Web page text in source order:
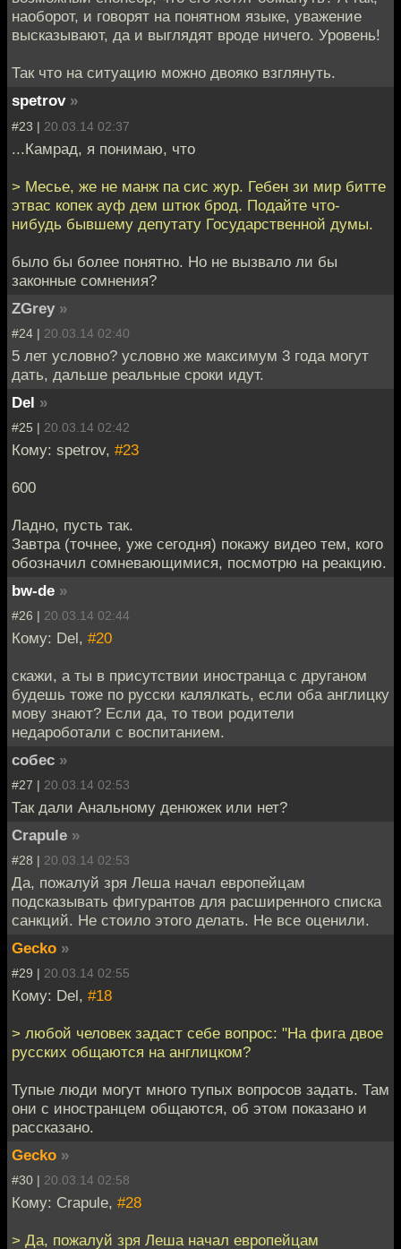
наоборот, и говорят на понятном языке, уважение
высказывают, да и выглядят вроде ничего. Уровень!
Так что на ситуацию можно двояко взглянуть.
spetrov »
#23 | 20.03.14 02:37
...Камрад, я понимаю, что
> Месье, же не манж па сис жур. Гебен зи мир битте
этвас копек ауф дем штюк брод. Подайте что-
нибудь бывшему депутату Государственной думы.
было бы более понятно. Но не вызвало ли бы
законные сомнения?
ZGrey »
#24 | 20.03.14 02:40
5 лет условно? условно же максимум 3 года могут
дать, дальше реальные сроки идут.
Del »
#25 | 20.03.14 02:42
Кому: spetrov, #23
600
Ладно, пусть так.
Завтра (точнее, уже сегодня) покажу видео тем, кого
обозначил сомневающимися, посмотрю на реакцию.
bw-de »
#26 | 20.03.14 02:44
Кому: Del, #20
скажи, а ты в присутствии иностранца с друганом
будешь тоже по русски калялкать, если оба англицку
мову знают? Если да, то твои родители
недароботали с воспитанием.
собес »
#27 | 20.03.14 02:53
Так дали Анальному денюжек или нет?
Crapule »
#28 | 20.03.14 02:53
Да, пожалуй зря Леша начал европейцам
подсказывать фигурантов для расширенного списка
санкций. Не стоило этого делать. Не все оценили.
Gecko »
#29 | 20.03.14 02:55
Кому: Del, #18
> любой человек задаст себе вопрос: "На фига двое
русских общаются на англицком?
Тупые люди могут много тупых вопросов задать. Там
они с иностранцем общаются, об этом показано и
рассказано.
Gecko »
#30 | 20.03.14 02:58
Кому: Crapule, #28
> Да, пожалуй зря Леша начал европейцам